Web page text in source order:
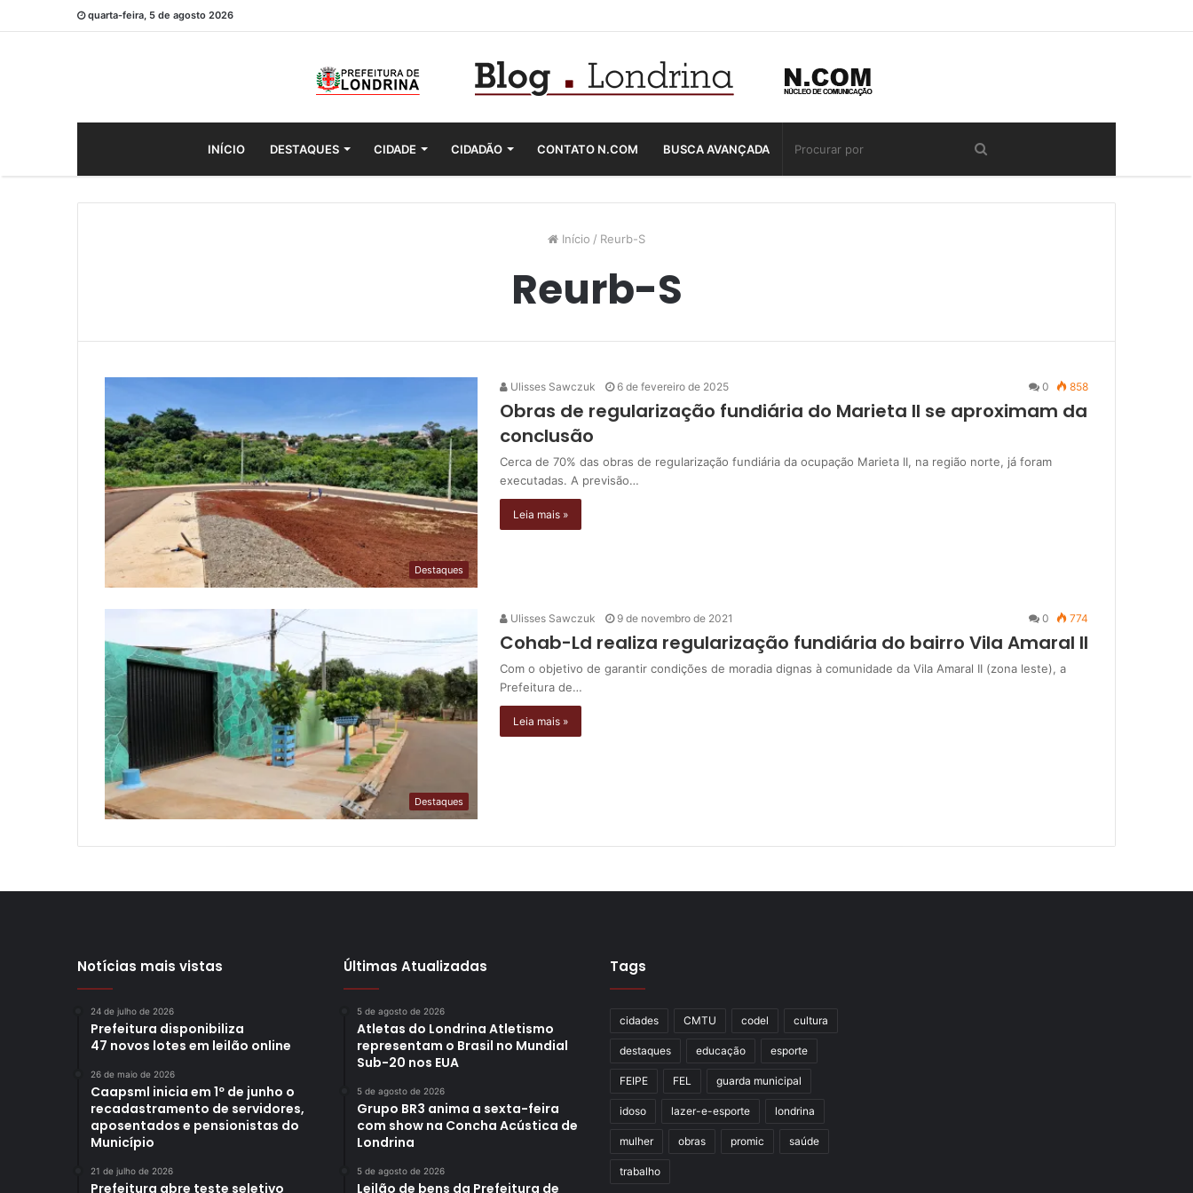
quarta-feira, 5 de agosto 2026
INÍCIO DESTAQUES CIDADE CIDADÃO CONTATO N.COM BUSCA AVANÇADA
Início / Reurb-S
Reurb-S
Destaques
Ulisses Sawczuk 6 de fevereiro de 2025 0 858
Obras de regularização fundiária do Marieta II se aproximam da
conclusão
Cerca de 70% das obras de regularização fundiária da ocupação Marieta II, na região norte, já foram
executadas. A previsão…
Leia mais »
Destaques
Ulisses Sawczuk 9 de novembro de 2021 0 774
Cohab-Ld realiza regularização fundiária do bairro Vila Amaral II
Com o objetivo de garantir condições de moradia dignas à comunidade da Vila Amaral II (zona leste), a
Prefeitura de…
Leia mais »
Notícias mais vistas
24 de julho de 2026
Prefeitura disponibiliza
47 novos lotes em leilão online
26 de maio de 2026
Caapsml inicia em 1º de junho o
recadastramento de servidores,
aposentados e pensionistas do
Município
21 de julho de 2026
Prefeitura abre teste seletivo
Últimas Atualizadas
5 de agosto de 2026
Atletas do Londrina Atletismo
representam o Brasil no Mundial
Sub-20 nos EUA
5 de agosto de 2026
Grupo BR3 anima a sexta-feira
com show na Concha Acústica de
Londrina
5 de agosto de 2026
Leilão de bens da Prefeitura de
Tags
cidades CMTU codel cultura
destaques educação esporte
FEIPE FEL guarda municipal
idoso lazer-e-esporte londrina
mulher obras promic saúde
trabalho